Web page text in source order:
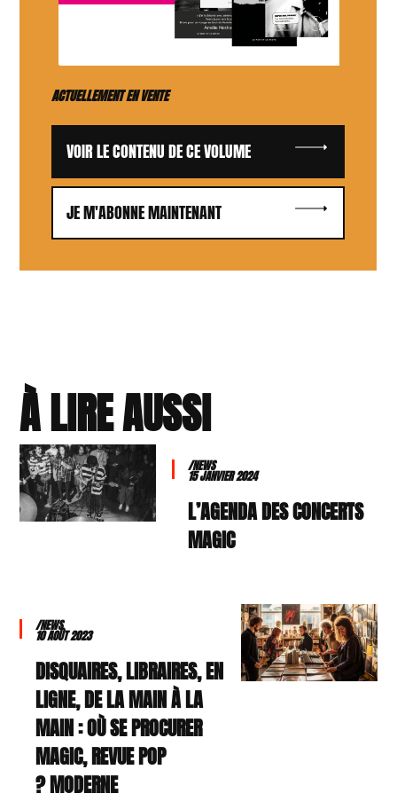
ACTUELLEMENT EN VENTE
VOIR LE CONTENU DE CE VOLUME
JE M'ABONNE MAINTENANT
À LIRE AUSSI
/NEWS
15 JANVIER 2024
L’AGENDA DES CONCERTS
MAGIC
/NEWS
10 AOÛT 2023
DISQUAIRES, LIBRAIRES, EN
LIGNE, DE LA MAIN À LA
MAIN : OÙ SE PROCURER
MAGIC, REVUE POP
MODERNE ?